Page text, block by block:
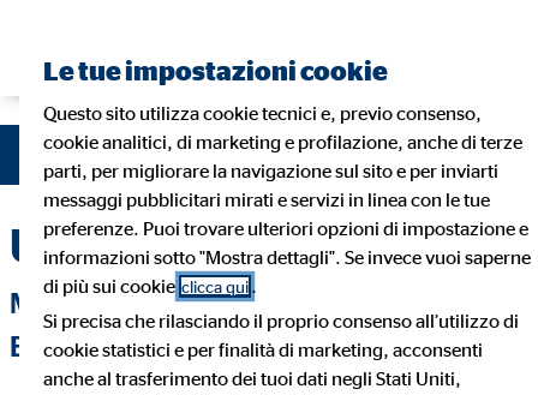
Unsere Finanzlösung
MIT DER RICHTIGEN LÖSUNG ZUM
ERFOLG BEIM KUNDEN
Le tue impostazioni cookie
Questo sito utilizza cookie tecnici e, previo consenso,
cookie analitici, di marketing e profilazione, anche di terze
parti, per migliorare la navigazione sul sito e per inviarti
messaggi pubblicitari mirati e servizi in linea con le tue
preferenze. Puoi trovare ulteriori opzioni di impostazione e
informazioni sotto "Mostra dettagli". Se invece vuoi saperne
di più sui cookie clicca qui .
Si precisa che rilasciando il proprio consenso all’utilizzo di
cookie statistici e per finalità di marketing, acconsenti
anche al trasferimento dei tuoi dati negli Stati Uniti,